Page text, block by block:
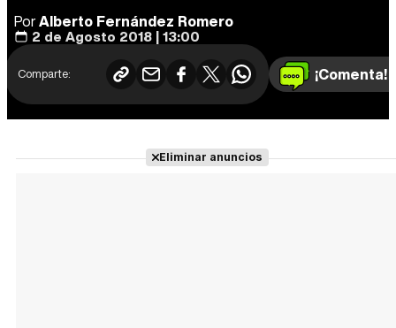
PorAlberto Fernández Romero
2 de Agosto 2018 | 13:00
Comparte: ¡Comenta!
Eliminar anuncios